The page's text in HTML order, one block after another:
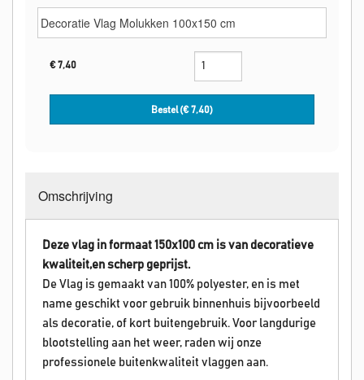
€7,40
Bestel (€7,40)
Omschrijving
Deze vlag in formaat 150x100 cm is van decoratieve
kwaliteit,en scherp geprijst.
De Vlag is gemaakt van 100% polyester, en is met
name geschikt voor gebruik binnenhuis bijvoorbeeld
als decoratie, of kort buitengebruik. Voor langdurige
blootstelling aan het weer, raden wij onze
professionele buitenkwaliteit vlaggen aan.